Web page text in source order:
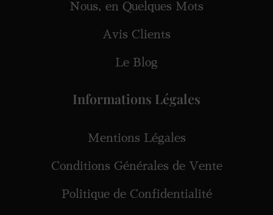
Nous, en Quelques Mots
Avis Clients
Le Blog
Informations Légales
Mentions Légales
Conditions Générales de Vente
Politique de Confidentialité